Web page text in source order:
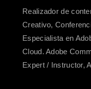
Realizador de
Creativo,
Especialista en
Cloud. Adobe
Expert / Instructor,